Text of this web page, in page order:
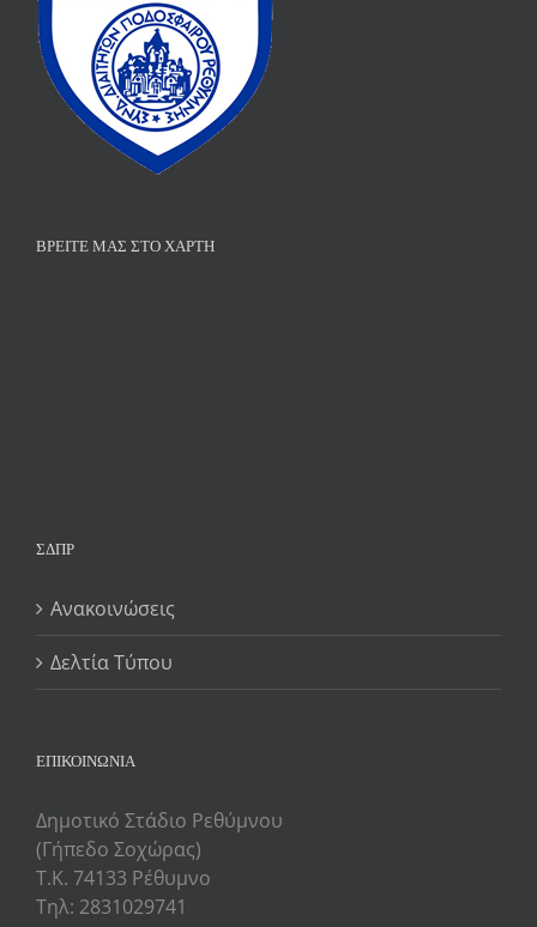
ΒΡΕΊΤΕ ΜΑΣ ΣΤΟ ΧΆΡΤΗ
ΣΔΠΡ
Ανακοινώσεις
Δελτία Τύπου
ΕΠΙΚΟΙΝΩΝΙΑ
Δημοτικό Στάδιο Ρεθύμνου
(Γήπεδο Σοχώρας)
Τ.Κ. 74133 Ρέθυμνο
Τηλ: 2831029741